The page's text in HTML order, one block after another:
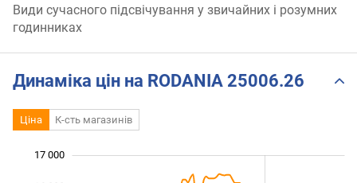
Види сучасного підсвічування у звичайних і розумних
годинниках
Динаміка цін на RODANIA 25006.26
Ціна К-сть магазинів
17 000